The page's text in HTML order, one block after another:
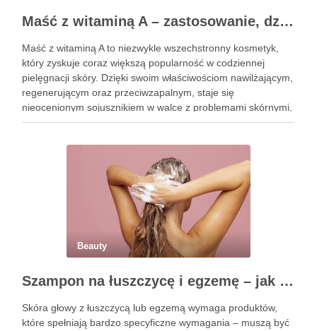
Maść z witaminą A – zastosowanie, działanie i bezpieczeństwo stosowania
Maść z witaminą A to niezwykle wszechstronny kosmetyk,
który zyskuje coraz większą popularność w codziennej
pielęgnacji skóry. Dzięki swoim właściwościom nawilżającym,
regenerującym oraz przeciwzapalnym, staje się
nieocenionym sojusznikiem w walce z problemami skórnymi,
takimi jak zmarszczki, trądzik czy podrażnienia. Jej działanie
Beauty
Szampon na łuszczycę i egzemę – jak świadomie dobierać produkty przy wrażliwej skórze głowy?
Skóra głowy z łuszczycą lub egzemą wymaga produktów,
które spełniają bardzo specyficzne wymagania – muszą być